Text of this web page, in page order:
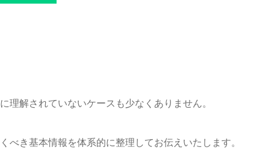
解されていないケースも少なくありません。
き基本情報を体系的に整理してお伝えいたします。